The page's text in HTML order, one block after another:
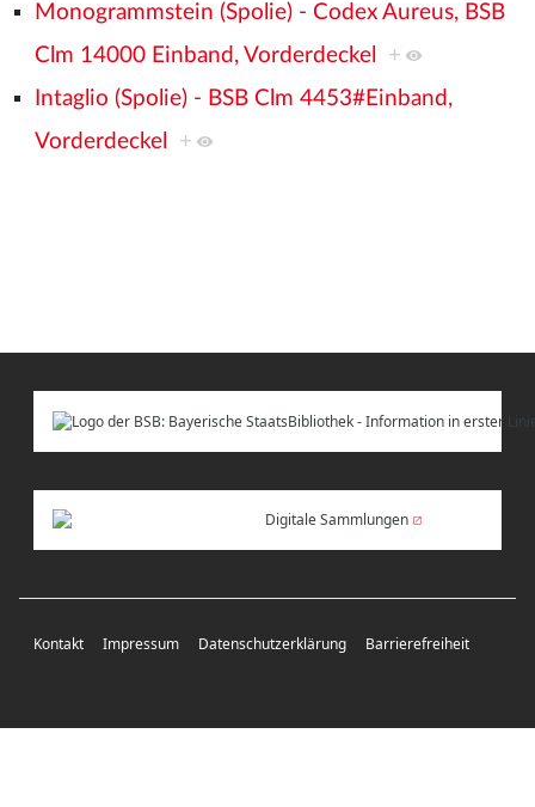
Monogrammstein (Spolie) - Codex Aureus, BSB
Clm 14000 Einband, Vorderdeckel
+
Intaglio (Spolie) - BSB Clm 4453#Einband,
Vorderdeckel
+
Digitale Sammlungen
Kontakt Impressum Datenschutzerklärung Barrierefreiheit